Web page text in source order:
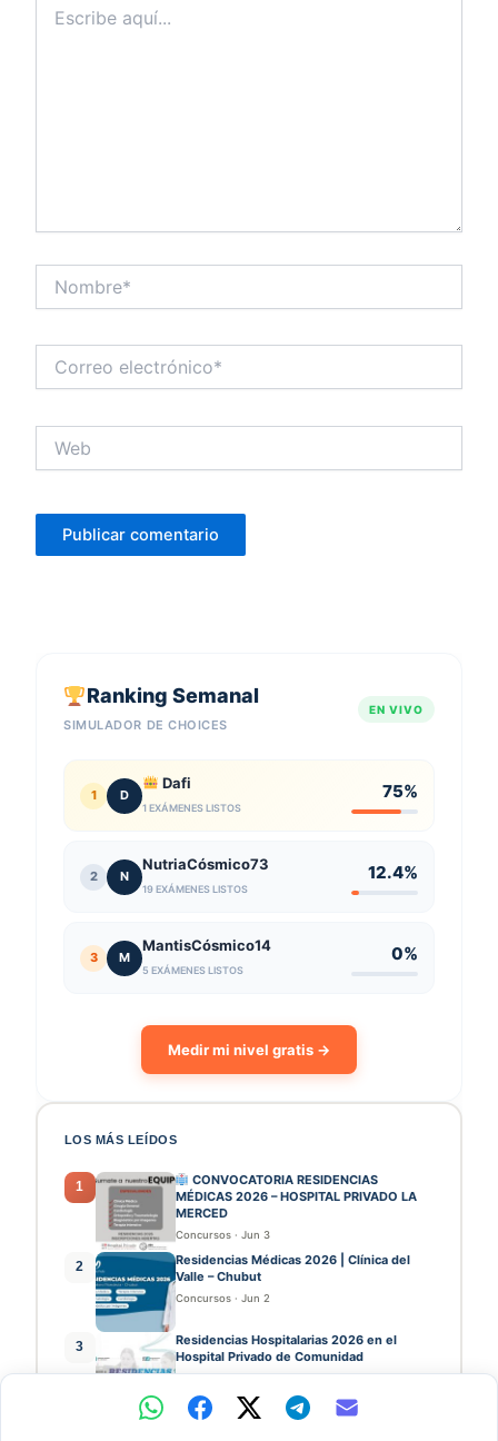
aquí...
electrónico*
Ranking Semanal
SIMULADOR DE CHOICES
EN VIVO
1 D
Dafi
1 EXÁMENES LISTOS
75%
2 N
NutriaCósmico73
19 EXÁMENES LISTOS
12.4%
3 M
MantisCósmico14
5 EXÁMENES LISTOS
0%
Medir mi nivel gratis →
LOS MÁS LEÍDOS
1
CONVOCATORIA RESIDENCIAS
MÉDICAS 2026 – HOSPITAL PRIVADO LA
MERCED
Concursos · Jun 3
2
Residencias Médicas 2026 | Clínica del
Valle – Chubut
Concursos · Jun 2
3
Residencias Hospitalarias 2026 en el
Hospital Privado de Comunidad
Concursos · Jun 1
Residencias Médicas 2026 | Clínicas del